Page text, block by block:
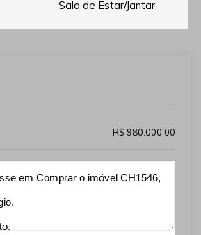
Sala de Estar/Jantar
R$ 980.000,00